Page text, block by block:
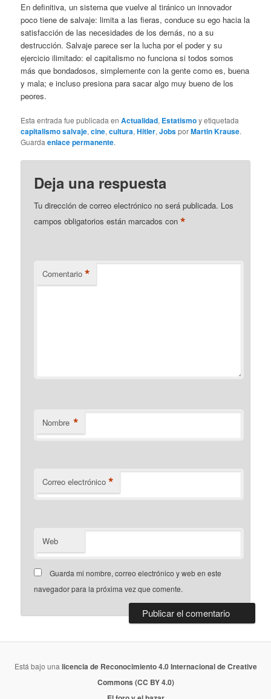
En definitiva, un sistema que vuelve al tiránico un innovador
poco tiene de salvaje: limita a las fieras, conduce su ego hacia la
satisfacción de las necesidades de los demás, no a su
destrucción. Salvaje parece ser la lucha por el poder y su
ejercicio ilimitado: el capitalismo no funciona si todos somos
más que bondadosos, simplemente con la gente como es, buena
y mala; e incluso presiona para sacar algo muy bueno de los
peores.
Esta entrada fue publicada enActualidad, Estatismoy etiquetada
capitalismo salvaje,cine,cultura,Hitler,JobsporMartin Krause.
Guardaenlace permanente.
Deja una respuesta
Tu dirección de correo electrónico no será publicada. Los
campos obligatorios están marcados con*
Comentario *
Nombre *
Correo electrónico *
Web
Guarda mi nombre, correo electrónico y web en este
navegador para la próxima vez que comente.
Está bajo una licencia de Reconocimiento 4.0 Internacional de Creative
Commons (CC BY 4.0)